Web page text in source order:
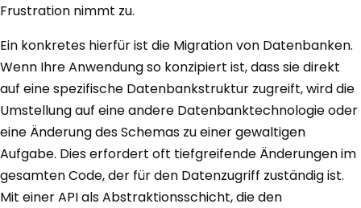
Frustration nimmt zu.
Ein konkretes hierfür ist die Migration von Datenbanken.
Wenn Ihre Anwendung so konzipiert ist, dass sie direkt
auf eine spezifische Datenbankstruktur zugreift, wird die
Umstellung auf eine andere Datenbanktechnologie oder
eine Änderung des Schemas zu einer gewaltigen
Aufgabe. Dies erfordert oft tiefgreifende Änderungen im
gesamten Code, der für den Datenzugriff zuständig ist.
Mit einer API als Abstraktionsschicht, die den